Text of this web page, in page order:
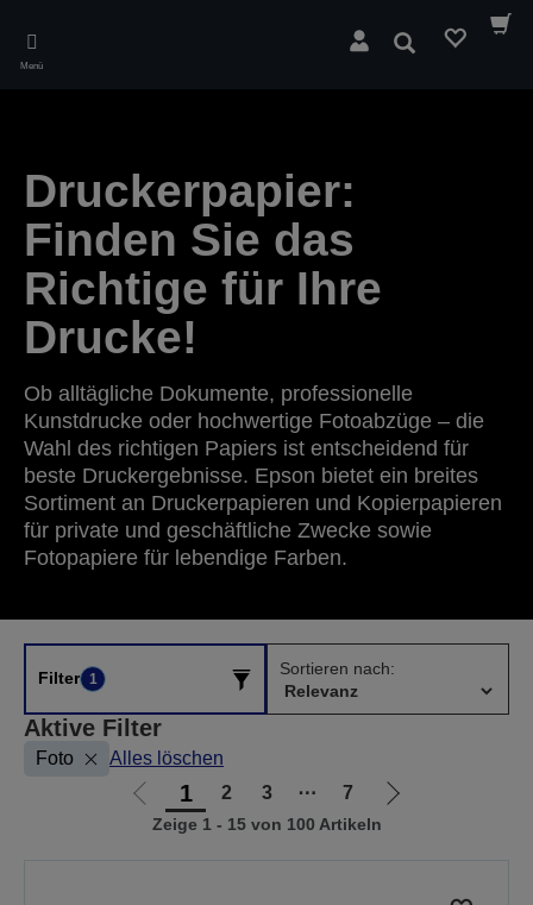
main
Menü
Suchen
Druckerpapier:
Finden Sie das
Richtige für Ihre
Drucke!
Ob alltägliche Dokumente, professionelle
Kunstdrucke oder hochwertige Fotoabzüge – die
Wahl des richtigen Papiers ist entscheidend für
beste Druckergebnisse. Epson bietet ein breites
Sortiment an Druckerpapieren und Kopierpapieren
für private und geschäftliche Zwecke sowie
Fotopapiere für lebendige Farben.
Filter 1
Sortieren nach:
Aktive Filter
Foto Alles löschen
Zur
vorherigen
1 2 3 ⋯ 7
Zur
Zeige 1 - 15 von 100 Artikeln